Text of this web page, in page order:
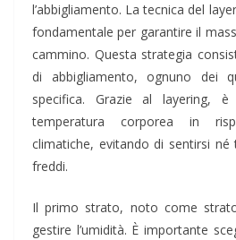
l’abbigliamento. La tecnica del
fondamentale per garantire il
cammino. Questa strategia
di abbigliamento, ognuno dei
specifica. Grazie al layering,
temperatura corporea in
climatiche, evitando di sentirsi
freddi.
Il primo strato, noto come
gestire l’umidità. È importante